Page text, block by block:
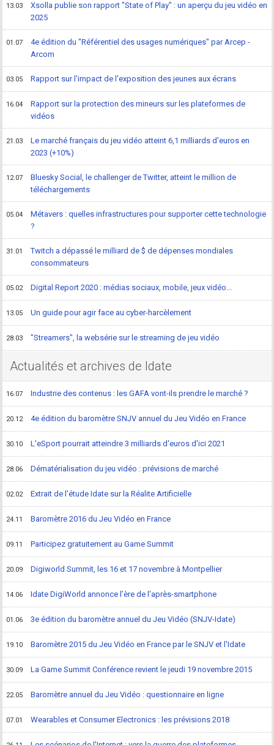
13.03
Xsolla publie son rapport "State of Play" : un aperçu du jeu vidéo en
2025
01.07
4e édition du "Référentiel des usages numériques" par Arcep -
Arcom
03.05 Rapport sur l'impact de l'exposition des jeunes aux écrans
16.04
Rapport sur la protection des mineurs sur les plateformes de
vidéos
21.03
Le marché français du jeu vidéo atteint 6,1 milliards d'euros en
2023 (+10%)
12.07
Bluesky Social, le challenger de Twitter, atteint le million de
téléchargements
05.04
Métavers : quelles infrastructures pour supporter cette technologie
?
31.01
Twitch a dépassé le milliard de $ de dépenses mondiales
consommateurs
05.02 Digital Report 2020 : médias sociaux, mobile, jeux vidéo...
13.05 Un guide pour agir face au cyber-harcèlement
28.03 "Streamers", la websérie sur le streaming de jeu vidéo
Actualités et archives de Idate
16.07 Industrie des contenus : les GAFA vont-ils prendre le marché ?
20.12 4e édition du baromètre SNJV annuel du Jeu Vidéo en France
30.10 L'eSport pourrait atteindre 3 milliards d'euros d'ici 2021
28.06 Dématérialisation du jeu vidéo : prévisions de marché
02.02 Extrait de l'étude Idate sur la Réalite Artificielle
24.11 Baromètre 2016 du Jeu Vidéo en France
09.11 Participez gratuitement au Game Summit
20.09 Digiworld Summit, les 16 et 17 novembre à Montpellier
14.06 Idate DigiWorld annonce l'ère de l'après-smartphone
01.06 3e édition du baromètre annuel du Jeu Vidéo (SNJV-Idate)
19.10 Baromètre 2015 du Jeu Vidéo en France par le SNJV et l'Idate
30.09 La Game Summit Conférence revient le jeudi 19 novembre 2015
22.05 Baromètre annuel du Jeu Vidéo : questionnaire en ligne
07.01 Wearables et Consumer Electronics : les prévisions 2018